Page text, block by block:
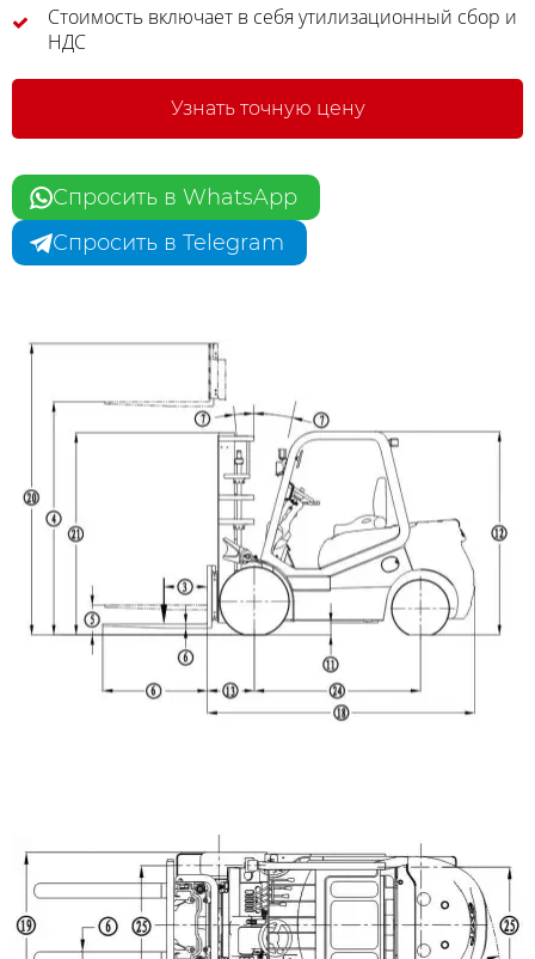
Стоимость включает в себя утилизационный сбор и
НДС
Узнать точную цену
Спросить в WhatsApp
Спросить в Telegram